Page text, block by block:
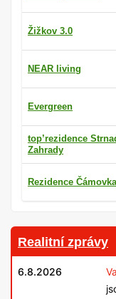
Žižkov 3.0
NEAR living
Evergreen
top’rezidence
Zahrady
Rezidence Čámovka
Realitní zprávy
6.8.2026